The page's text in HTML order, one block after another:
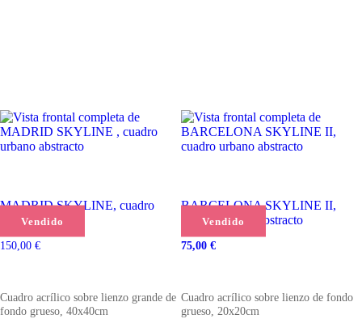
Vendido
MADRID SKYLINE, cuadro
urbano abstracto
150,00 €
Cuadro acrílico sobre lienzo grande de
fondo grueso, 40x40cm
Vendido
BARCELONA SKYLINE II,
cuadro urbano abstracto
El
80,00 €.
75,00 €
El
75,00 €.
Cuadro acrílico sobre lienzo de fondo
grueso, 20x20cm